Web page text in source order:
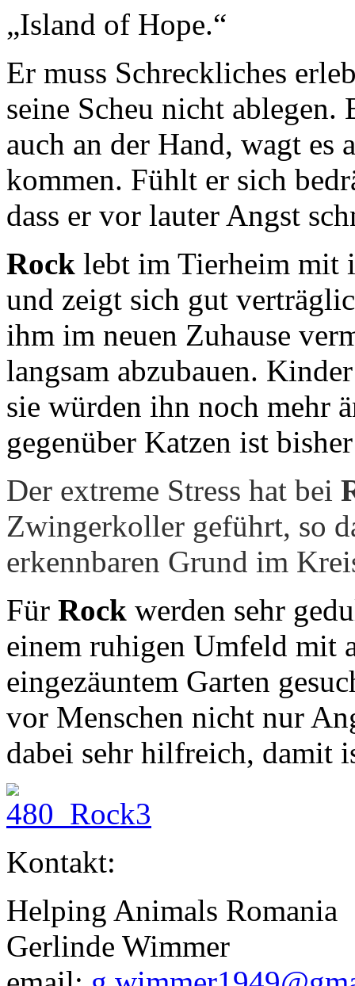
„Island of Hope.“
Er muss Schreckliches
seine Scheu nicht
auch an der Hand, wagt es
kommen. Fühlt er sich
dass er vor lauter Angst
Rock lebt im Tierheim mit
und zeigt sich gut
ihm im neuen Zuhause
langsam abzubauen.
sie würden ihn noch mehr
gegenüber Katzen ist
Der extreme Stress hat bei
Zwingerkoller geführt, so
erkennbaren Grund im
Für Rock werden sehr
einem ruhigen Umfeld mit
eingezäuntem Garten
vor Menschen nicht nur
dabei sehr hilfreich, damit
Kontakt:
Helping Animals Romania
Gerlinde Wimmer